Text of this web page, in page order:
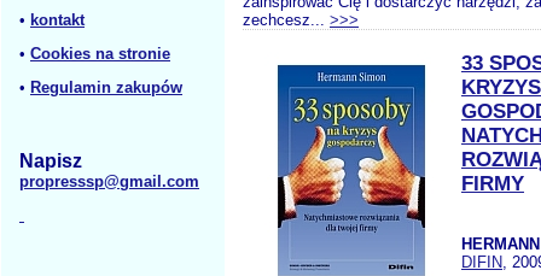
• kontakt
• Cookies na stronie
• Regulamin zakupów
Napisz
propresssp@gmail.com
zechcesz... >>>
33
KRYZYS
FIRMY
DIFIN,